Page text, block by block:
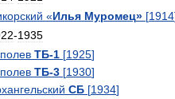
«Илья Муромец» [1914
-1935
ТБ-1 [1925]
ТБ-3 [1930]
СБ [1934]